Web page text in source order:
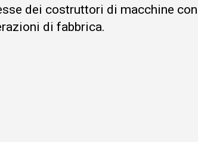
dei costruttori di macchine
di fabbrica.